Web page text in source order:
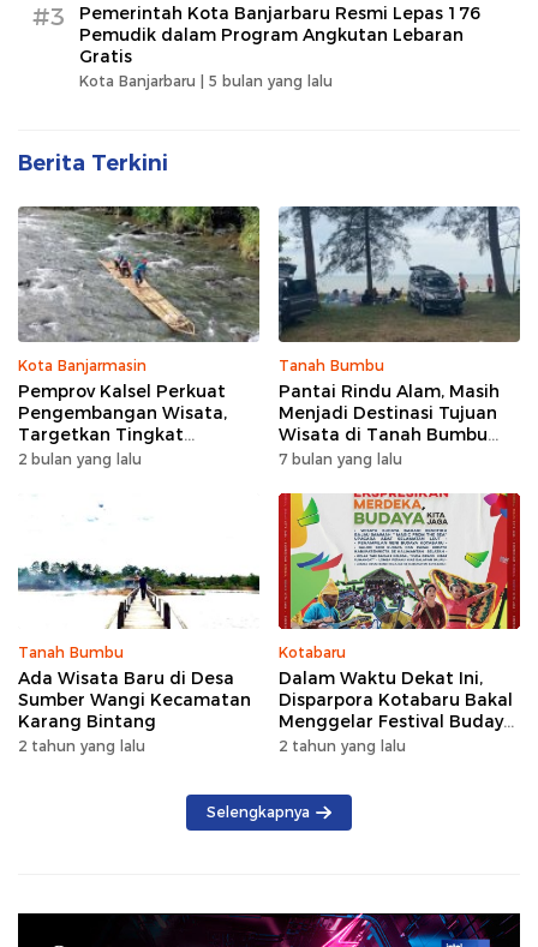
#3
Pemerintah Kota Banjarbaru Resmi Lepas 176
Pemudik dalam Program Angkutan Lebaran
Gratis
Kota Banjarbaru | 5 bulan yang lalu
Berita Terkini
Kota Banjarmasin
Pemprov Kalsel Perkuat
Pengembangan Wisata,
Targetkan Tingkat
Kunjungan Naik 5 Persen di
2 bulan yang lalu
Tanah Bumbu
Pantai Rindu Alam, Masih
Menjadi Destinasi Tujuan
Wisata di Tanah Bumbu
dengan Rindangnya Pohon
7 bulan yang lalu
Tanah Bumbu
Ada Wisata Baru di Desa
Sumber Wangi Kecamatan
Karang Bintang
2 tahun yang lalu
Kotabaru
Dalam Waktu Dekat Ini,
Disparpora Kotabaru Bakal
Menggelar Festival Budaya
Saijaan 2024
2 tahun yang lalu
Selengkapnya